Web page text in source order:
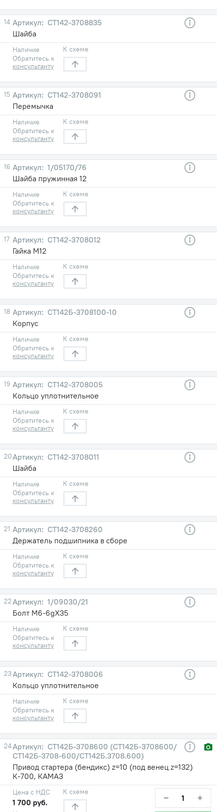
14
СТ142-3708835
Шайба
Наличие
Обратитесь к
консультанту
К схеме
15
СТ142-3708091
Перемычка
Наличие
Обратитесь к
консультанту
К схеме
16
1/05170/76
Шайба пружинная 12
Наличие
Обратитесь к
консультанту
К схеме
17
СТ142-3708012
Гайка М12
Наличие
Обратитесь к
консультанту
К схеме
18
СТ142Б-3708100-10
Корпус
Наличие
Обратитесь к
консультанту
К схеме
19
СТ142-3708005
Кольцо уплотнительное
Наличие
Обратитесь к
консультанту
К схеме
20
СТ142-3708011
Шайба
Наличие
Обратитесь к
консультанту
К схеме
21
СТ142-3708260
Держатель подшипника в сборе
Наличие
Обратитесь к
консультанту
К схеме
22
1/09030/21
Болт М6-6gХ35
Наличие
Обратитесь к
консультанту
К схеме
23
СТ142-3708006
Кольцо уплотнительное
Наличие
Обратитесь к
консультанту
К схеме
24
СТ142Б-3708600 (СТ142Б-3708600/
СТ142Б-3708-600/СТ142Б.3708.600)
Привод стартера (бендикс) z=10 (под венец z=132)
К-700, КАМАЗ
Цена с НДС
1 700 руб.
К схеме − +